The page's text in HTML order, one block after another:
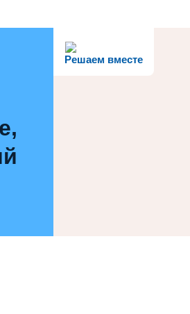
Решаем вместе